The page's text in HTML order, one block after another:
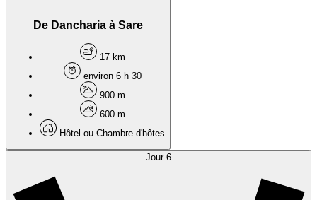
De Dancharia à Sare
17 km
environ 6 h 30
900 m
600 m
Hôtel ou Chambre d'hôtes
Jour 6